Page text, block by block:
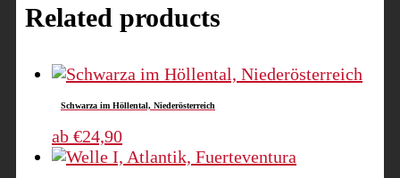
Related products
Schwarza im Höllental, Niederösterreich
ab €24,90This
product